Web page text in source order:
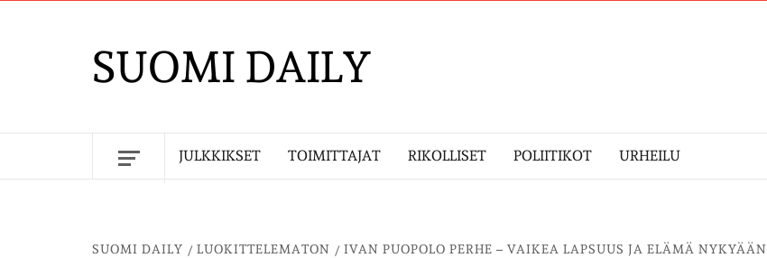
SUOMI DAILY
JULKKIKSET TOIMITTAJAT RIKOLLISET POLIITIKOT URHEILU
SUOMI DAILY LUOKITTELEMATON IVAN PUOPOLO PERHE – VAIKEA LAPSUUS JA ELÄMÄ NYKYÄÄN